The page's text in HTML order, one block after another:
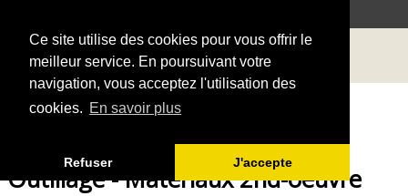
Ce site utilise des cookies pour vous offrir le
meilleur service. En poursuivant votre
navigation, vous acceptez l'utilisation des
cookies. En savoir plus
Refuser J'accepte
Outillage - Matériaux 2nd-oeuvre